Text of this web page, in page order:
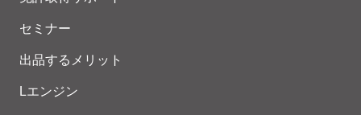
セミナー
出品するメリット
Lエンジン